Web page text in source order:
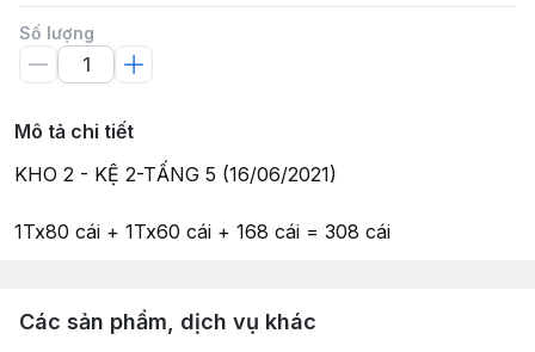
Số lượng
Mô tả chi tiết
KHO 2 - KỆ 2-TẤNG 5 (16/06/2021)
1Tx80 cái + 1Tx60 cái + 168 cái = 308 cái
Các sản phẩm, dịch vụ khác